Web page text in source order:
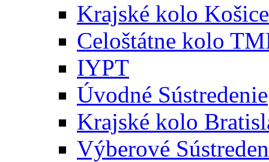
Krajské kolo Košice
Celoštátne kolo
IYPT
Úvodné Sústredenie
Krajské kolo
Výberové